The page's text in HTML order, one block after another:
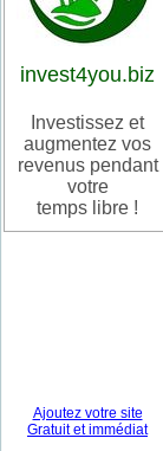
invest4you.biz
Investissez et
augmentez vos
revenus pendant
votre
temps libre !
Ajoutez votre site
Gratuit et immédiat